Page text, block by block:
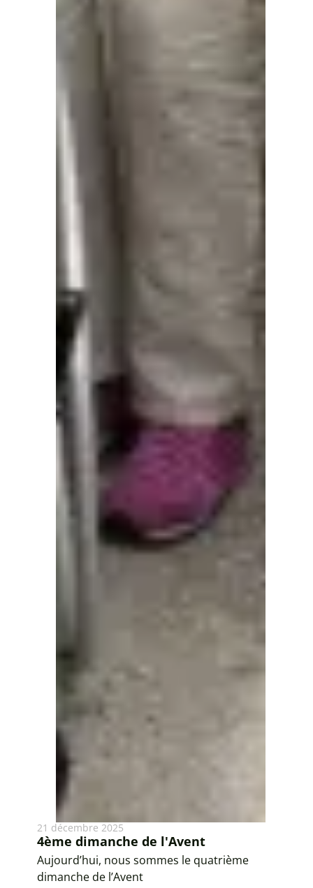
21 décembre 2025
4ème dimanche de l'Avent
Aujourd’hui, nous sommes le quatrième
dimanche de l’Avent